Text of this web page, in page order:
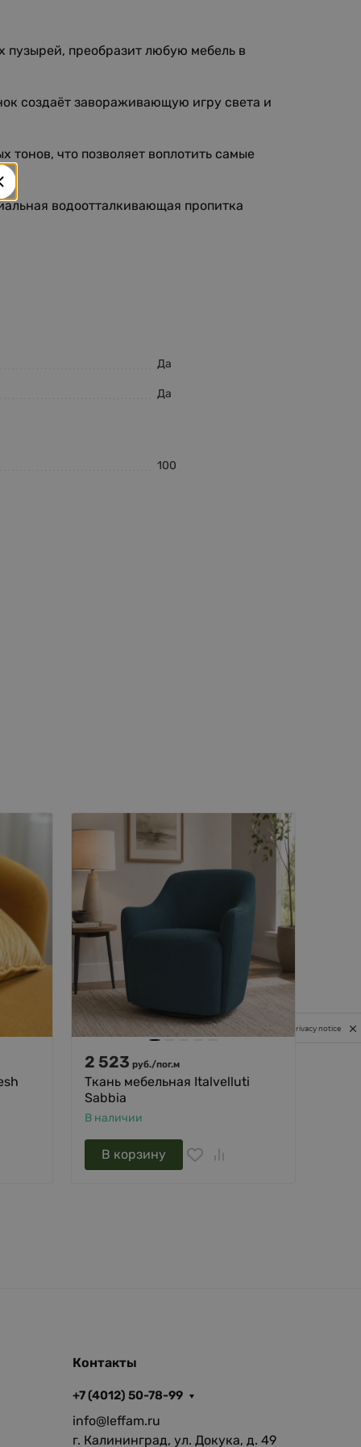
преобразит любую мебель в
создаёт завораживающую игру света и
что позволяет воплотить самые
водоотталкивающая пропитка
Да
Да
100
2 523 руб./пог.м
Ткань мебельная Italvelluti
Sabbia
В наличии
В корзину
Контакты
+7 (4012) 50-78-99
info@leffam.ru
г. Калининград, ул. Докука, д. 49
Privacy notice